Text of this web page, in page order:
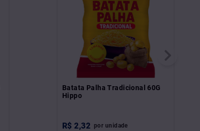
Batata Palha Tradicional 60G
Hippo
R$ 2,32 por unidade